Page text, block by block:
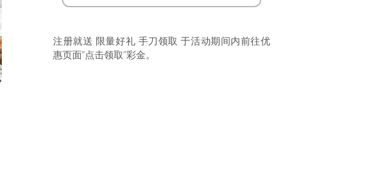
注册就送 限量好礼 手刀领取 于活动期间内前往优
惠页面”点击领取”彩金。